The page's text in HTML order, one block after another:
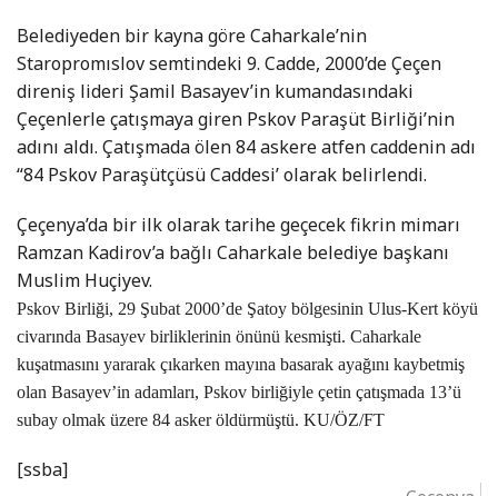
Belediyeden bir kayna göre Caharkale’nin
Staropromıslov semtindeki 9. Cadde, 2000’de Çeçen
direniş lideri Şamil Basayev’in kumandasındaki
Çeçenlerle çatışmaya giren Pskov Paraşüt Birliği’nin
adını aldı. Çatışmada ölen 84 askere atfen caddenin adı
“84 Pskov Paraşütçüsü Caddesi’ olarak belirlendi.
Çeçenya’da bir ilk olarak tarihe geçecek fikrin mimarı
Ramzan Kadirov’a bağlı Caharkale belediye başkanı
Muslim Huçiyev.
Pskov Birliği, 29 Şubat 2000’de Şatoy bölgesinin Ulus-Kert köyü
civarında Basayev birliklerinin önünü kesmişti. Caharkale
kuşatmasını yararak çıkarken mayına basarak ayağını kaybetmiş
olan Basayev’in adamları, Pskov birliğiyle çetin çatışmada 13’ü
subay olmak üzere 84 asker öldürmüştü. KU/ÖZ/FT
[ssba]